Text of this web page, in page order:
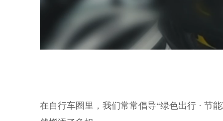
在自行车圈里，我们常常倡导“绿色出行 · 节